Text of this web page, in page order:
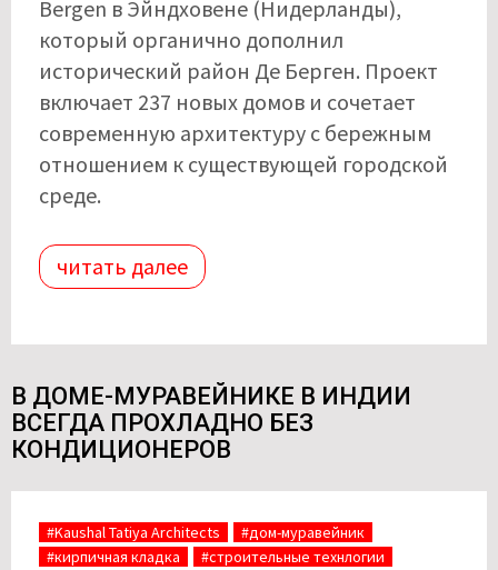
Bergen в Эйндховене (Нидерланды),
который органично дополнил
исторический район Де Берген. Проект
включает 237 новых домов и сочетает
современную архитектуру с бережным
отношением к существующей городской
среде.
читать далее
В ДОМЕ-МУРАВЕЙНИКЕ В ИНДИИ
ВСЕГДА ПРОХЛАДНО БЕЗ
КОНДИЦИОНЕРОВ
#Kaushal Tatiya Architects
#дом-муравейник
#кирпичная кладка
#строительные технлогии